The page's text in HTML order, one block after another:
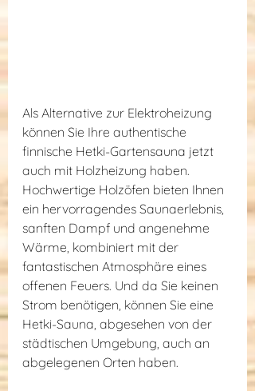
Als Alternative zur Elektroheizung
können Sie Ihre authentische
finnische Hetki-Gartensauna jetzt
auch mit Holzheizung haben.
Hochwertige Holzöfen bieten Ihnen
ein hervorragendes Saunaerlebnis,
sanften Dampf und angenehme
Wärme, kombiniert mit der
fantastischen Atmosphäre eines
offenen Feuers. Und da Sie keinen
Strom benötigen, können Sie eine
Hetki-Sauna, abgesehen von der
städtischen Umgebung, auch an
abgelegenen Orten haben.